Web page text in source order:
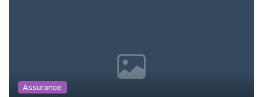
Assurance